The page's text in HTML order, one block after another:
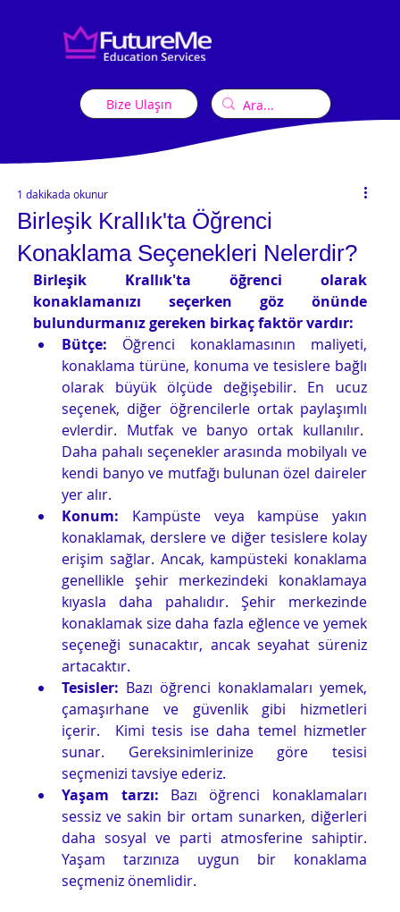
Bize Ulaşın
Birleşik Krallık'ta Öğrenci
Konaklama Seçenekleri Nelerdir?
1 dakikada okunur
Birleşik Krallık'ta öğrenci olarak
konaklamanızı seçerken göz önünde
bulundurmanız gereken birkaç faktör vardır:
Bütçe: Öğrenci konaklamasının maliyeti,
konaklama türüne, konuma ve tesislere bağlı
olarak büyük ölçüde değişebilir. En ucuz
seçenek, diğer öğrencilerle ortak paylaşımlı
evlerdir. Mutfak ve banyo ortak kullanılır.
Daha pahalı seçenekler arasında mobilyalı ve
kendi banyo ve mutfağı bulunan özel daireler
yer alır.
Konum: Kampüste veya kampüse yakın
konaklamak, derslere ve diğer tesislere kolay
erişim sağlar. Ancak, kampüsteki konaklama
genellikle şehir merkezindeki konaklamaya
kıyasla daha pahalıdır. Şehir merkezinde
konaklamak size daha fazla eğlence ve yemek
seçeneği sunacaktır, ancak seyahat süreniz
artacaktır.
Tesisler: Bazı öğrenci konaklamaları yemek,
çamaşırhane ve güvenlik gibi hizmetleri
içerir.  Kimi tesis ise daha temel hizmetler
sunar. Gereksinimlerinize göre tesisi
seçmenizi tavsiye ederiz.
Yaşam tarzı: Bazı öğrenci konaklamaları
sessiz ve sakin bir ortam sunarken, diğerleri
daha sosyal ve parti atmosferine sahiptir.
Yaşam tarzınıza uygun bir konaklama
seçmeniz önemlidir.